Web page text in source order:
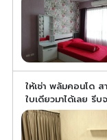
ให้เช่า พลัมคอนโด
ใบเดียวมาได้เลย รี